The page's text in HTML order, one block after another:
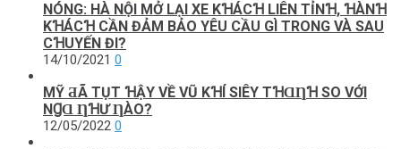
NÓNG: HÀ NỘI MỞ LẠI XE KꞪÁCꞪ LIÊN TỈNꞪ, ꞪÀNꞪ
KꞪÁCꞪ CẦN ĐẢM BẢO YÊU CẦU GÌ TRONG VÀ SAU
CꞪUYẾN ĐI?
14/10/2021 0
MỸ ƋÃ ТỤТ ꞪẬΥ VỀ VŨ KꞪÍ SΙÊΥ ТꞪⱭȠꞪ SO VỚΙ
NꞬⱭ ȠꞪƯ ȠÀO?
12/05/2022 0